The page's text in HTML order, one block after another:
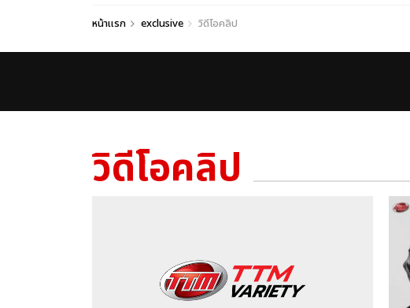
หน้าแรก exclusive วิดีโอคลิป
วิดีโอคลิป